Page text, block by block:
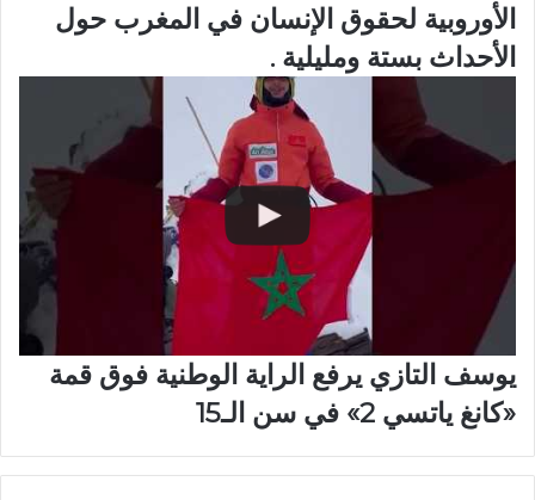
الأوروبية لحقوق الإنسان في المغرب حول
الأحداث بستة ومليلية .
يوسف التازي يرفع الراية الوطنية فوق قمة
«كانغ ياتسي 2» في سن الـ15